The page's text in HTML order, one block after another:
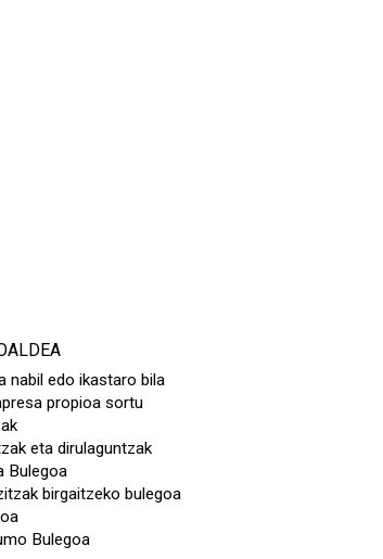
nabil edo ikastaro bila
propioa sortu
eta dirulaguntzak
Bulegoa
birgaitzeko bulegoa
Bulegoa